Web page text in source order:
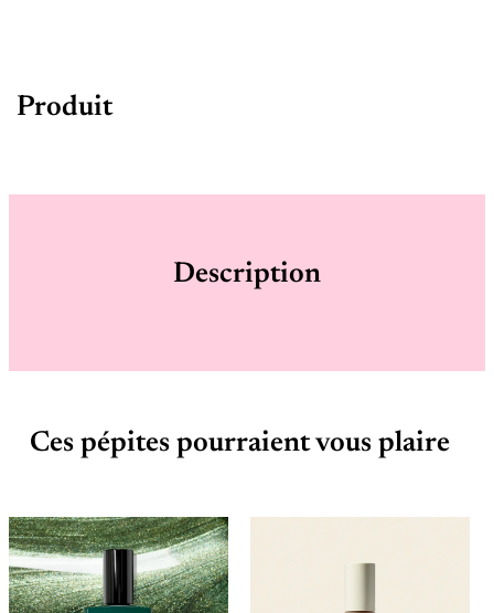
Produit
Description
Ces pépites pourraient vous plaire